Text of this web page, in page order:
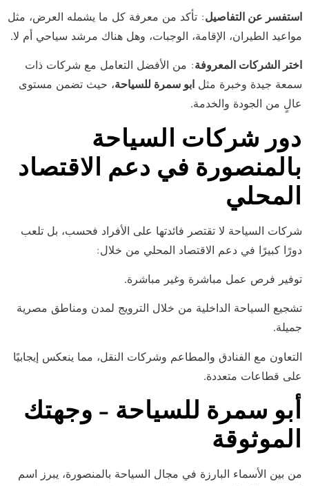
استفسر عن التفاصيل: تأكد من معرفة كل ما يشمله العرض، مثل
مواعيد الطيران، الإقامة، الوجبات، وهل هناك مرشد سياحي أم لا.
اختر الشركات المعروفة: من الأفضل التعامل مع شركات ذات
سمعة جيدة وخبرة مثل ابو سمرة للسياحة، حيث تضمن مستوى
عالٍ من الجودة والخدمة.
دور شركات السياحة
بالمنصورة في دعم الاقتصاد
المحلي
شركات السياحة لا تقتصر فائدتها على الأفراد فحسب، بل تلعب
دورًا كبيرًا في دعم الاقتصاد المحلي من خلال:
توفير فرص عمل مباشرة وغير مباشرة.
تشجيع السياحة الداخلية من خلال الترويج لمدن ومناطق مصرية
جميلة.
التعاون مع الفنادق والمطاعم وشركات النقل، مما ينعكس إيجابيًا
على قطاعات متعددة.
أبو سمرة للسياحة – وجهتك
الموثوقة
من بين الأسماء البارزة في مجال السياحة بالمنصورة، يبرز اسم